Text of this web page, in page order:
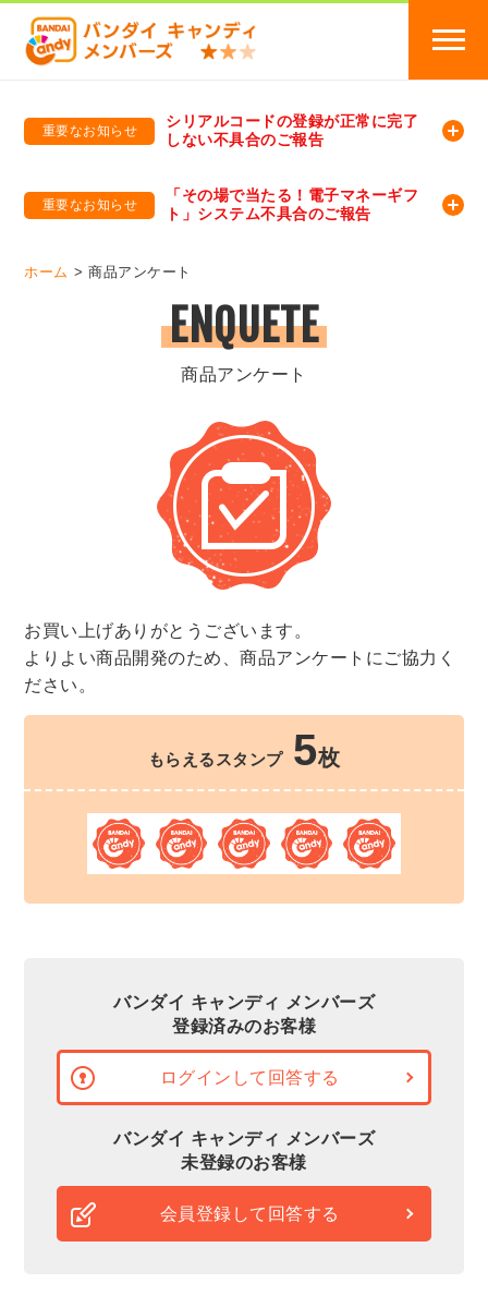
重要なお知らせ
シリアルコードの登録が正常に完了
しない不具合のご報告
重要なお知らせ
「その場で当たる！電子マネーギフ
ト」システム不具合のご報告
ホーム 商品アンケート
ENQUETE
商品アンケート
お買い上げありがとうございます。
よりよい商品開発のため、商品アンケートにご協力く
ださい。
もらえるスタンプ 5枚
バンダイ キャンディ メンバーズ
登録済みのお客様
ログインして回答する
バンダイ キャンディ メンバーズ
未登録のお客様
会員登録して回答する